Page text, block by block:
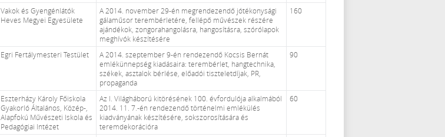
Vakok és Gyengénlátók
Heves Megyei Egyesülete
A 2014. november 29-én megrendezendő jótékonysági
gálaműsor terembérletére, fellépő művészek részére
ajándékok, zongorahangolásra, hangosításra, szórólapok
meghívók készítésére
160
Egri Fertálymesteri Testület
A 2014. szeptember 9-én rendezendő Kocsis Bernát
emlékünnepség kiadásaira: terembérlet, hangtechnika,
székek, asztalok bérlése, előadói tiszteletdíjak, PR,
propaganda
90
Eszterházy Károly Főiskola
Gyakorló Általános, Közép-,
Alapfokú Művészeti Iskola és
Pedagógiai Intézet
Az I. Világháború kitörésének 100. évfordulója alkalmából
2014. 11. 7.-én rendezendő történelmi emlékülés
kiadványának készítésére, sokszorosítására és
teremdekorációra
60